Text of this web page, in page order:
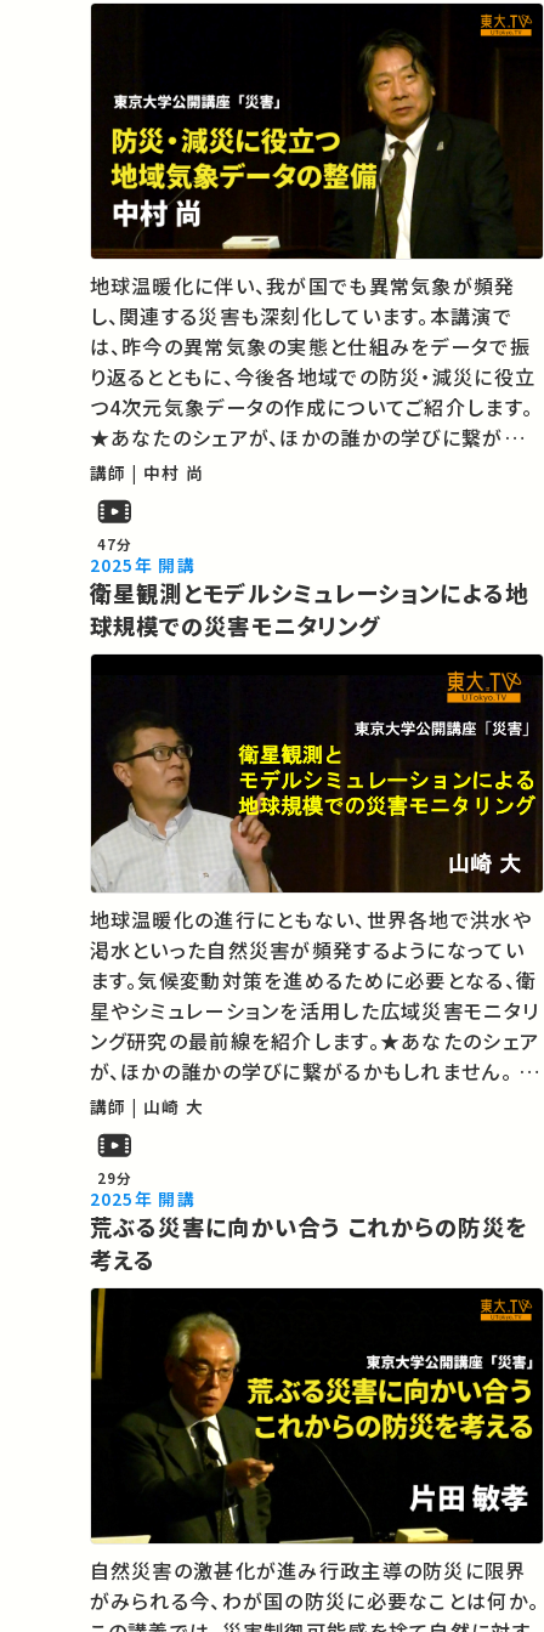
地球温暖化に伴い、我が国でも異常気象が頻発
し、関連する災害も深刻化しています。本講演で
は、昨今の異常気象の実態と仕組みをデータで振
り返るとともに、今後各地域での防災・減災に役立
つ4次元気象データの作成についてご紹介します。
★あなたのシェアが、ほかの誰かの学びに繋がるか
もしれません。 お気に入りの講義・講演があれば
SNSなどでシェアをお願いします。 この講演は日
講師 | 中村 尚
47分
2025年 開講
衛星観測とモデルシミュレーションによる地
球規模での災害モニタリング
地球温暖化の進行にともない、世界各地で洪水や
渇水といった自然災害が頻発するようになってい
ます。気候変動対策を進めるために必要となる、衛
星やシミュレーションを活用した広域災害モニタリ
ング研究の最前線を紹介します。★あなたのシェア
が、ほかの誰かの学びに繋がるかもしれません。 お
気に入りの講義・講演があればSNSなどでシェア
をお願いします。 この講演は日本語で行われまし
た。 運営・著作権処理・映像編…
講師 | 山崎 大
29分
2025年 開講
荒ぶる災害に向かい合う これからの防災を
考える
自然災害の激甚化が進み行政主導の防災に限界
がみられる今、わが国の防災に必要なことは何か。